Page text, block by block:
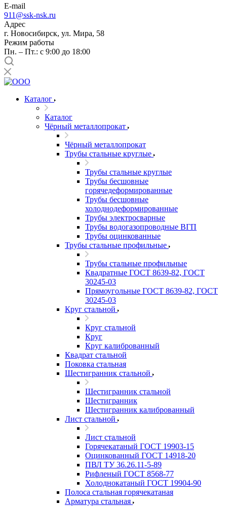
E-mail
911@ssk-nsk.ru
Адрес
г. Новосибирск, ул. Мира, 58
Режим работы
Пн. – Пт.: с 9:00 до 18:00
Каталог
Каталог
Чёрный металлопрокат
Чёрный металлопрокат
Трубы стальные круглые
Трубы стальные круглые
Трубы бесшовные
горячедеформированные
Трубы бесшовные
холоднодеформированные
Трубы электросварные
Трубы водогазопроводные ВГП
Трубы оцинкованные
Трубы стальные профильные
Трубы стальные профильные
Квадратные ГОСТ 8639-82, ГОСТ
30245-03
Прямоугольные ГОСТ 8639-82, ГОСТ
30245-03
Круг стальной
Круг стальной
Круг
Круг калиброванный
Квадрат стальной
Поковка стальная
Шестигранник стальной
Шестигранник стальной
Шестигранник
Шестигранник калиброванный
Лист стальной
Лист стальной
Горячекатаный ГОСТ 19903-15
Оцинкованный ГОСТ 14918-20
ПВЛ ТУ 36.26.11-5-89
Рифленый ГОСТ 8568-77
Холоднокатаный ГОСТ 19904-90
Полоса стальная горячекатаная
Арматура стальная